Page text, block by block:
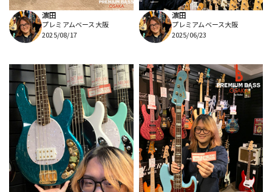
濵田
プレミアムベース大阪
2025/08/17
濵田
プレミアムベース大阪
2025/06/23